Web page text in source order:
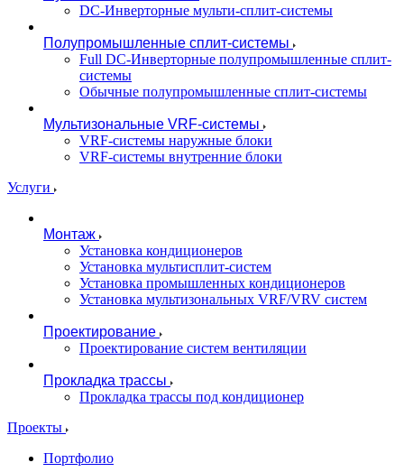
DC-Инверторные мульти-сплит-системы
Полупромышленные сплит-системы
Full DC-Инверторные полупромышленные сплит-
системы
Обычные полупромышленные сплит-системы
Мультизональные VRF-системы
VRF-системы наружные блоки
VRF-системы внутренние блоки
Услуги
Монтаж
Установка кондиционеров
Установка мультисплит-систем
Установка промышленных кондиционеров
Установка мультизональных VRF/VRV систем
Проектирование
Проектирование систем вентиляции
Прокладка трассы
Прокладка трассы под кондиционер
Проекты
Портфолио